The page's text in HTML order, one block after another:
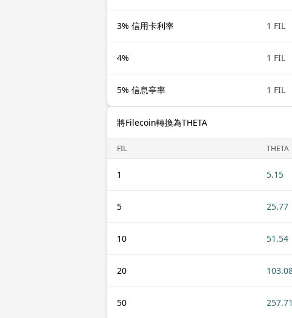
3% 信用卡利率 1 FIL
4% 1 FIL
5% 信息亭率 1 FIL
將Filecoin轉換為THETA
FIL THETA
1 5.15
5 25.77
10 51.54
20
50 257.71